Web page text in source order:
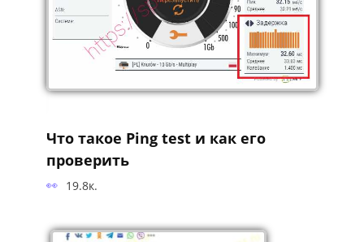
Что такое Ping test и как его
проверить
19.8к.